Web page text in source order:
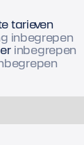
tarieven
inbegrepen
inbegrepen